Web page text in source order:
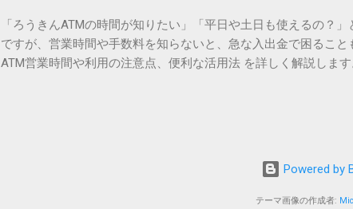
じめ配達時間を変更するといった先回りの対応が可能になりま
本国内で最も利用されているコミュニケーションアプリ「LINE
します。 1. トーク画面からワンタップで依頼 不在連絡票に記載
接届きます。そのまま画面上のボタンをタップするだけで、希
時頃に伺います」というメッセージが届きます。その時間に急
「ろうきんATMの時間が知りたい」「平日や土日も使えるの？
ですが、営業時間や手数料を知らないと、急な入出金で困るこ
ATM営業時間や利用の注意点、便利な活用法 を詳しく解説しま
日：休止（※一部店舗では土曜日のみ利用可能） 店舗内ATMは
ATMや提携ATMを使う際は、 時間帯によって手数料が異なる 点
低額 平日18:00〜21:00／土日祝日：110〜330円程度の手数料が
合も 手数料を節約するには、 平日昼間の利用が最もお得 です。
Powered by
テーマ画像の作成者: